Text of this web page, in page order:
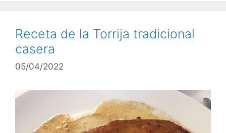
Receta de la Torrija tradicional
casera
05/04/2022